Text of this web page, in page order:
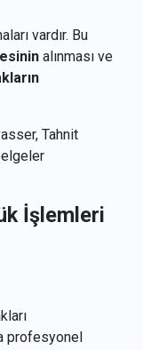
vardır. Bu
alınması ve
Tahnit
İşlemleri
profesyonel